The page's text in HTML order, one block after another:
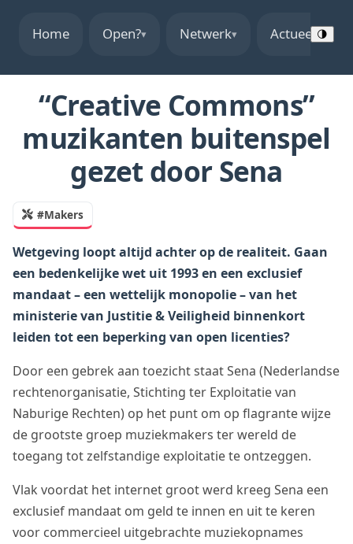
Home Open?▾ Netwerk▾ Actueel ▾🌗
“Creative Commons”
muzikanten buitenspel
gezet door Sena
#Makers
Wetgeving loopt altijd achter op de realiteit. Gaan
een bedenkelijke wet uit 1993 en een exclusief
mandaat – een wettelijk monopolie – van het
ministerie van Justitie & Veiligheid binnenkort
leiden tot een beperking van open licenties?
Door een gebrek aan toezicht staat Sena (Nederlandse
rechtenorganisatie, Stichting ter Exploitatie van
Naburige Rechten) op het punt om op flagrante wijze
de grootste groep muziekmakers ter wereld de
toegang tot zelfstandige exploitatie te ontzeggen.
Vlak voordat het internet groot werd kreeg Sena een
exclusief mandaat om geld te innen en uit te keren
voor commercieel uitgebrachte muziekopnames